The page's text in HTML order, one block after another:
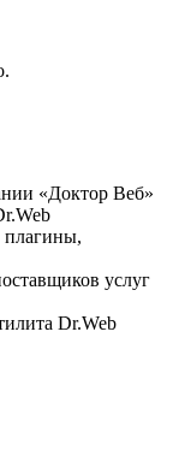
«Доктор Веб»
услуг
Dr.Web